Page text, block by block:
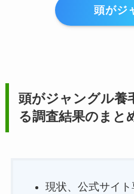
頭がジ
頭がジャングル養
る調査結果のまと
現状、公式サイ